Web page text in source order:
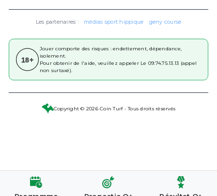
Les partenaires : médias sport hippique geny course
18+
Jouer comporte des risques : endettement, dépendance,
isolement.
Pour obtenir de l'aide, veuillez appeler Le 09.74.75.13.13 (appel
non surtaxé).
Copyright © 2026 Coin Turf - Tous droits réservés